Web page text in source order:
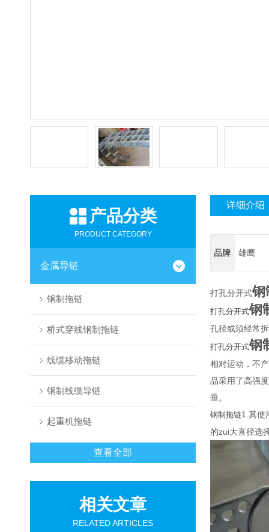
产品分类
PRODUCT CATEGORY
金属导链
钢制拖链
桥式穿线钢制拖链
线缆移动拖链
钢制线缆导链
起重机拖链
查看全部
相关文章
RELATED ARTICLES
详细介绍
品牌 雄鹰
打孔分开式钢
打孔分开式钢
孔径或须经常
打孔分开式钢
相对运动，不
品采用了高强
垂。
钢制拖链1.其使
的zui大直径选